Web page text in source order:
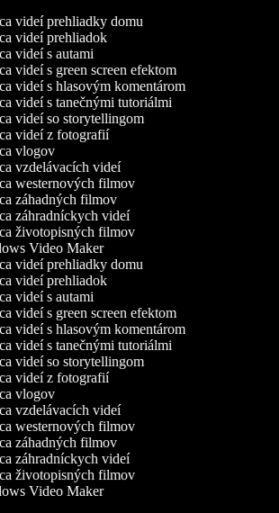
videí prehliadky domu
videí prehliadok
videí s autami
videí s green screen efektom
videí s hlasovým komentárom
videí s tanečnými tutoriálmi
videí so storytellingom
videí z fotografií
vlogov
vzdelávacích videí
westernových filmov
záhadných filmov
záhradníckych videí
životopisných filmov
Video Maker
videí prehliadky domu
videí prehliadok
videí s autami
videí s green screen efektom
videí s hlasovým komentárom
videí s tanečnými tutoriálmi
videí so storytellingom
videí z fotografií
vlogov
vzdelávacích videí
westernových filmov
záhadných filmov
záhradníckych videí
životopisných filmov
Video Maker